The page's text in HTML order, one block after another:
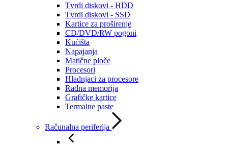
Tvrdi diskovi - HDD
Tvrdi diskovi - SSD
Kartice za proširenje
CD/DVD/RW pogoni
Kućišta
Napajanja
Matične ploče
Procesori
Hladnjaci za procesore
Radna memorija
Grafičke kartice
Termalne paste
Računalna periferija